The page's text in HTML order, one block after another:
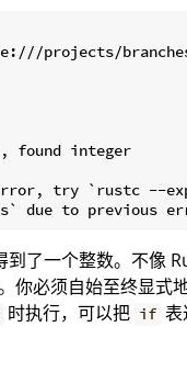
projects/
found integer
try `rustc --
到了一个整数。不像
你必须自始至终显式
时执行，可以把 if 表